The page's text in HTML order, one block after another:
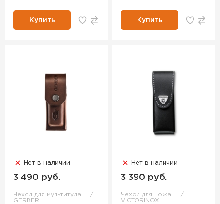
Купить Купить
Нет в наличии
3 490 руб.
Чехол для мультитула
GERBER
Нет в наличии
3 390 руб.
Чехол для ножа
VICTORINOX